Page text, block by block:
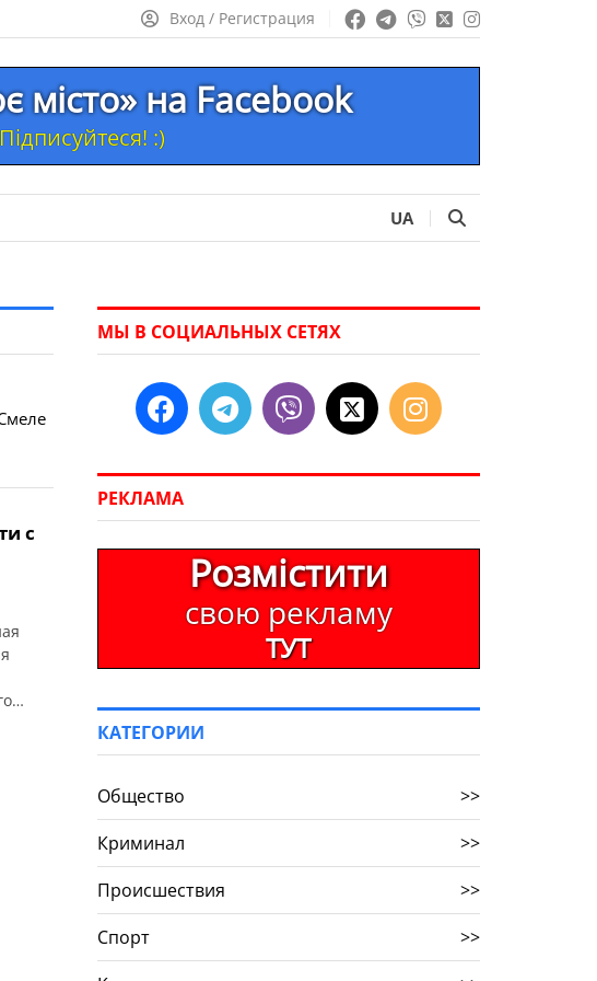
Вход / Регистрация
місто» на Facebook
Підписуйтеся! :)
UA
с
МЫ В СОЦИАЛЬНЫХ СЕТЯХ
РЕКЛАМА
Розмістити
свою рекламу
ТУТ
КАТЕГОРИИ
Общество
>>
Криминал
>>
Происшествия
>>
Спорт
>>